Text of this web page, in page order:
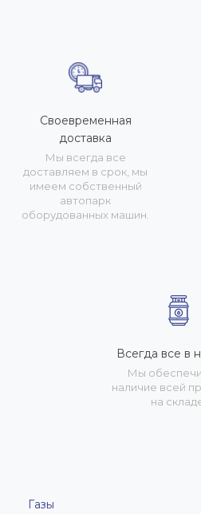
Своевременная
доставка
Мы всегда все
доставляем в срок, мы
имеем собственный
автопарк
оборудованных машин.
Всегда все в
Мы
наличие всей
на
Газы